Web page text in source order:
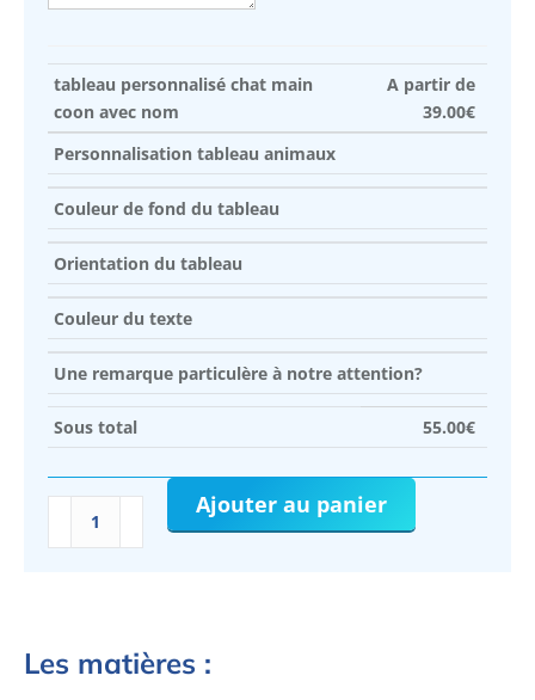
tableau personnalisé chat main
coon avec nom
A partir de
39.00€
Personnalisation tableau animaux
Couleur de fond du tableau
Orientation du tableau
Couleur du texte
Une remarque particulère à notre attention?
Sous total 55.00€
coon
Ajouter au panier
Les matières :